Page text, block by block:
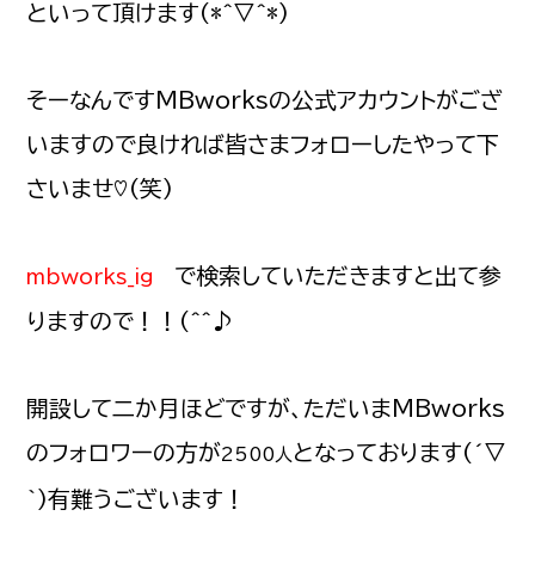
といって頂けます(*^▽^*)
そーなんですMBworksの公式アカウントがござ
いますので良ければ皆さまフォローしたやって下
さいませ♡(笑)
mbworks_ig
で検索していただきますと出て参
りますので！！(^^♪
開設して二か月ほどですが、ただいまMBworks
のフォロワーの方が2500人 となっております(´▽
｀)有難うございます！